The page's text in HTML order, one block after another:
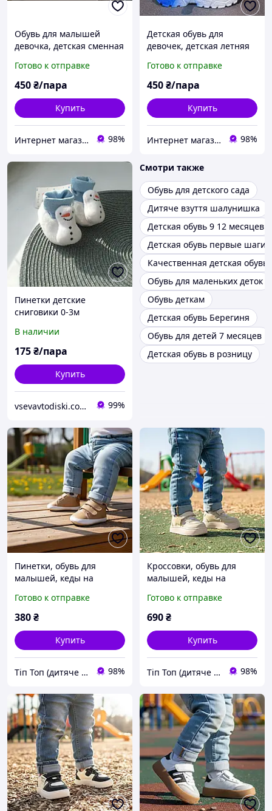
Обувь для малышей
девочка, детская сменная
светящиеся кроссовки
для детей
Готово к отправке
450₴/пара
Купить
Интернет магазин Семицвет 98%
Детская обувь для
девочек, детская летняя
для малышей девочка
Готово к отправке
450₴/пара
Купить
Интернет магазин Семицвет 98%
Пинетки детские
сниговики 0-3м
В наличии
175₴/пара
Купить
vsevavtodiski.com.ua 99%
Смотри также
Обувь для детского сада
Дитяче взуття шалунишка
Детская обувь 9 12 месяцев
Детская обувь первые шаги
Качественная детская обувь
Обувь для маленьких деток
Обувь деткам
Детская обувь Берегиня
Обувь для детей 7 месяцев
Детская обувь в розницу
Пинетки, обувь для
малышей, кеды на
мальчика и девочки
очень легкие. Размер
Готово к отправке
380₴
Купить
Тіп Топ (дитяче взуття) 98%
Кроссовки, обувь для
малышей, кеды на
мальчика и девочки
очень легкие. Размер 20-
Готово к отправке
690₴
Купить
Тіп Топ (дитяче взуття) 98%